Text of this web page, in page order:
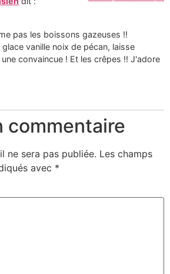
pas les boissons gazeuses !!
glace vanille noix de pécan, laisse
convaincue ! Et les crêpes !! J'adore
commentaire
ne sera pas publiée. Les champs
avec *